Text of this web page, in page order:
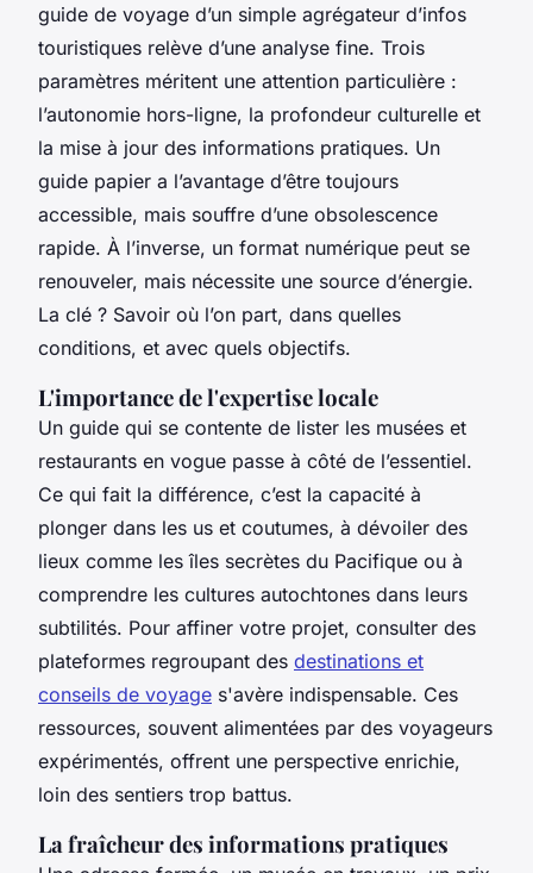
guide de voyage d’un simple agrégateur d’infos
touristiques relève d’une analyse fine. Trois
paramètres méritent une attention particulière :
l’autonomie hors-ligne, la profondeur culturelle et
la mise à jour des informations pratiques. Un
guide papier a l’avantage d’être toujours
accessible, mais souffre d’une obsolescence
rapide. À l’inverse, un format numérique peut se
renouveler, mais nécessite une source d’énergie.
La clé ? Savoir où l’on part, dans quelles
conditions, et avec quels objectifs.
L'importance de l'expertise locale
Un guide qui se contente de lister les musées et
restaurants en vogue passe à côté de l’essentiel.
Ce qui fait la différence, c’est la capacité à
plonger dans les us et coutumes, à dévoiler des
lieux comme les îles secrètes du Pacifique ou à
comprendre les cultures autochtones dans leurs
subtilités. Pour affiner votre projet, consulter des
plateformes regroupant des destinations et
conseils de voyage s'avère indispensable. Ces
ressources, souvent alimentées par des voyageurs
expérimentés, offrent une perspective enrichie,
loin des sentiers trop battus.
La fraîcheur des informations pratiques